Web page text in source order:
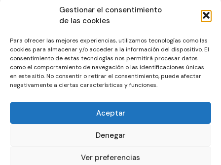
Gestionar el consentimiento
de las cookies
Para ofrecer las mejores experiencias, utilizamos tecnologías como las
cookies para almacenar y/o acceder a la información del dispositivo. El
consentimiento de estas tecnologías nos permitirá procesar datos
como el comportamiento de navegación o las identificaciones únicas
en este sitio. No consentir o retirar el consentimiento, puede afectar
negativamente a ciertas características y funciones.
Aceptar
Denegar
Ver preferencias
© La Servilleta - El Blog de Paco Prieto